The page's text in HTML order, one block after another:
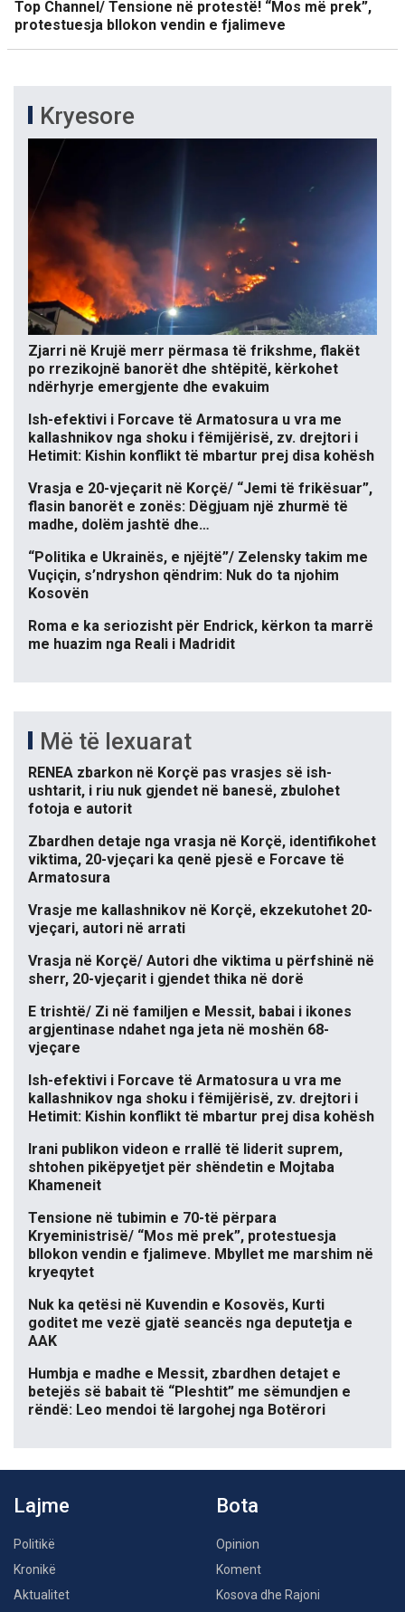
Top Channel/ Tensione në protestë! “Mos më prek”,
protestuesja bllokon vendin e fjalimeve
Kryesore
Zjarri në Krujë merr përmasa të frikshme, flakët
po rrezikojnë banorët dhe shtëpitë, kërkohet
ndërhyrje emergjente dhe evakuim
Ish-efektivi i Forcave të Armatosura u vra me
kallashnikov nga shoku i fëmijërisë, zv. drejtori i
Hetimit: Kishin konflikt të mbartur prej disa kohësh
Vrasja e 20-vjeçarit në Korçë/ “Jemi të frikësuar”,
flasin banorët e zonës: Dëgjuam një zhurmë të
madhe, dolëm jashtë dhe…
“Politika e Ukrainës, e njëjtë”/ Zelensky takim me
Vuçiçin, s’ndryshon qëndrim: Nuk do ta njohim
Kosovën
Roma e ka seriozisht për Endrick, kërkon ta marrë
me huazim nga Reali i Madridit
Më të lexuarat
RENEA zbarkon në Korçë pas vrasjes së ish-
ushtarit, i riu nuk gjendet në banesë, zbulohet
fotoja e autorit
Zbardhen detaje nga vrasja në Korçë, identifikohet
viktima, 20-vjeçari ka qenë pjesë e Forcave të
Armatosura
Vrasje me kallashnikov në Korçë, ekzekutohet 20-
vjeçari, autori në arrati
Vrasja në Korçë/ Autori dhe viktima u përfshinë në
sherr, 20-vjeçarit i gjendet thika në dorë
E trishtë/ Zi në familjen e Messit, babai i ikones
argjentinase ndahet nga jeta në moshën 68-
vjeçare
Ish-efektivi i Forcave të Armatosura u vra me
kallashnikov nga shoku i fëmijërisë, zv. drejtori i
Hetimit: Kishin konflikt të mbartur prej disa kohësh
Irani publikon videon e rrallë të liderit suprem,
shtohen pikëpyetjet për shëndetin e Mojtaba
Khameneit
Tensione në tubimin e 70-të përpara
Kryeministrisë/ “Mos më prek”, protestuesja
bllokon vendin e fjalimeve. Mbyllet me marshim në
kryeqytet
Nuk ka qetësi në Kuvendin e Kosovës, Kurti
goditet me vezë gjatë seancës nga deputetja e
AAK
Humbja e madhe e Messit, zbardhen detajet e
betejës së babait të “Pleshtit” me sëmundjen e
rëndë: Leo mendoi të largohej nga Botërori
Lajme
Politikë
Kronikë
Aktualitet
Bota
Opinion
Koment
Kosova dhe Rajoni